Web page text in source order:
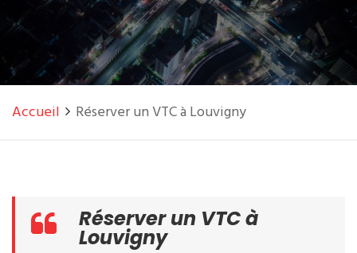
Accueil Réserver un VTC à Louvigny
Réserver un VTC à
Louvigny